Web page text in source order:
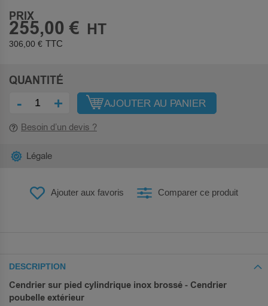
PRIX
255,00 €
306,00 €
QUANTITÉ
- + AJOUTER AU PANIER
Besoin d’un devis ?
Ajouter aux favoris Comparer ce produit
Légale
DESCRIPTION
Cendrier sur pied cylindrique inox brossé - Cendrier
poubelle extérieur